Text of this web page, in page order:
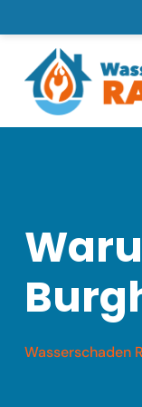
Wasserschaden